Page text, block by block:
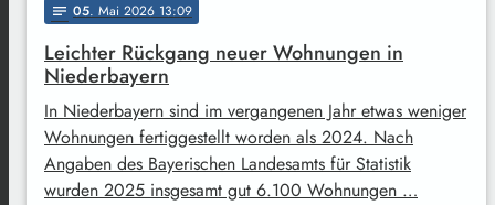
notes 05. Mai 2026 13:09
Leichter Rückgang neuer Wohnungen in
Niederbayern
In Niederbayern sind im vergangenen Jahr etwas weniger
Wohnungen fertiggestellt worden als 2024. Nach
Angaben des Bayerischen Landesamts für Statistik
wurden 2025 insgesamt gut 6.100 Wohnungen …